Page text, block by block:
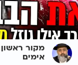
מקור
אימים